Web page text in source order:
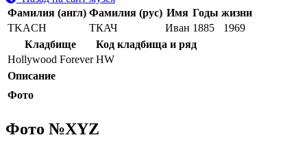
Фамилия (англ) Фамилия (рус) Имя Годы жизни
TKACH
ТКАЧ Иван 1885
1969
Кладбище
Код кладбища и ряд
Hollywood Forever HW
Описание
Фото
Фото №XYZ